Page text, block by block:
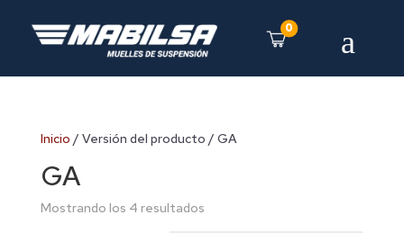
0 a
Inicio / Versión del producto / GA
GA
Mostrando los 4 resultados